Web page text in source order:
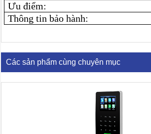
Ưu điểm:
Thông tin bảo hành:
Các sản phẩm cùng chuyên mục